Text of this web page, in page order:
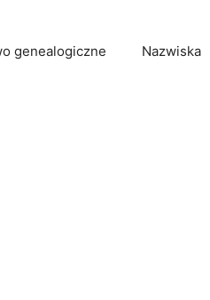
genealogiczne Nazwiska